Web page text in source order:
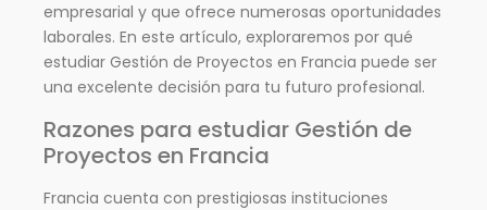
empresarial y que ofrece numerosas oportunidades
laborales. En este artículo, exploraremos por qué
estudiar Gestión de Proyectos en Francia puede ser
una excelente decisión para tu futuro profesional.
Razones para estudiar Gestión de
Proyectos en Francia
Francia cuenta con prestigiosas instituciones